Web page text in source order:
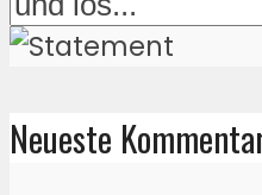
Neueste